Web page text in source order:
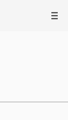
III